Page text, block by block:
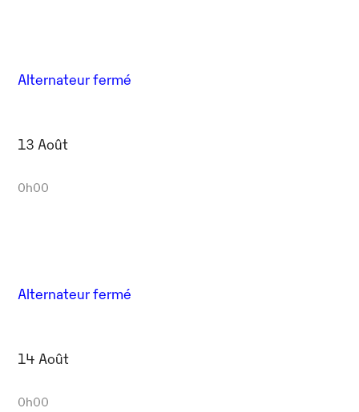
Alternateur fermé
13 Août
0h00
Alternateur fermé
14 Août
0h00